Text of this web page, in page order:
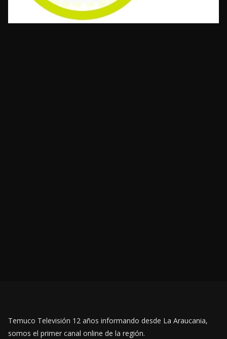
Temuco Televisión 12 años informando desde La Araucania,
somos el primer canal online de la región.